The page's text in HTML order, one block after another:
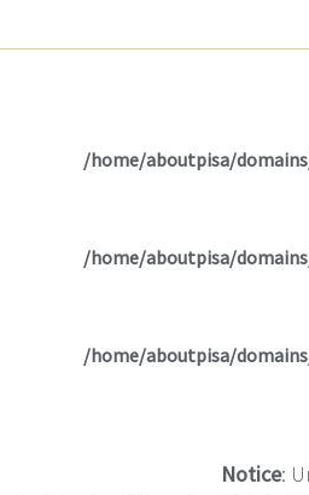
/home/aboutpisa/
/home/aboutpisa/
/home/aboutpisa/
Notice: